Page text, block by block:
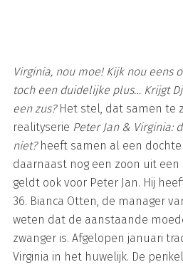
Virginia, nou moe! Kijk nou eens
toch een duidelijke plus… Krijgt
een zus? Het stel, dat samen te
realityserie Peter Jan & Virginia:
niet? heeft samen al een
daarnaast nog een zoon uit
geldt ook voor Peter Jan. Hij
36. Bianca Otten, de manager
weten dat de aanstaande
zwanger is. Afgelopen januari
Virginia in het huwelijk. De